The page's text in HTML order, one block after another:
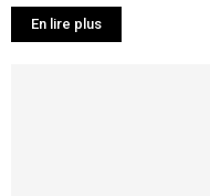
En lire plus